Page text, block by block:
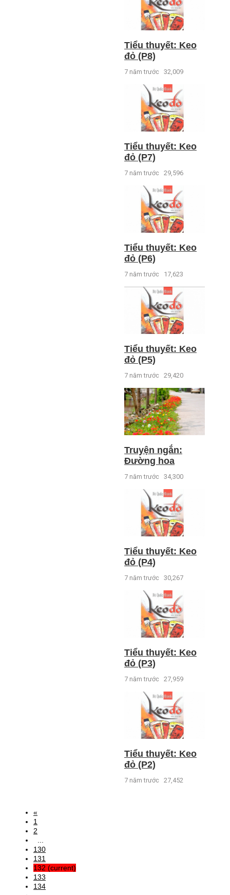
Tiểu thuyết: Keo
đỏ (P8)
7 năm trước 32,009
Tiểu thuyết: Keo
đỏ (P7)
7 năm trước 29,596
Tiểu thuyết: Keo
đỏ (P6)
7 năm trước 17,623
Tiểu thuyết: Keo
đỏ (P5)
7 năm trước 29,420
Truyện ngắn:
Đường hoa
7 năm trước 34,300
Tiểu thuyết: Keo
đỏ (P4)
7 năm trước 30,267
Tiểu thuyết: Keo
đỏ (P3)
7 năm trước 27,959
Tiểu thuyết: Keo
đỏ (P2)
7 năm trước 27,452
«
1
2
130
131
132 (current)
133
134